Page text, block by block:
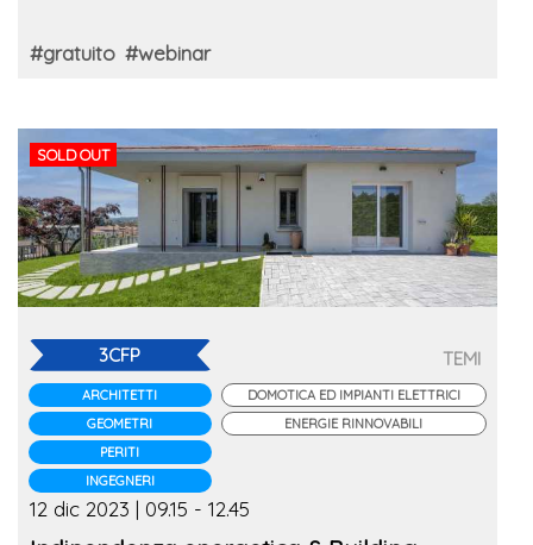
#gratuito #webinar
SOLD OUT
3CFP
ARCHITETTI
GEOMETRI
PERITI
INGEGNERI
TEMI
DOMOTICA ED IMPIANTI ELETTRICI
ENERGIE RINNOVABILI
12 dic 2023 | 09.15 - 12.45